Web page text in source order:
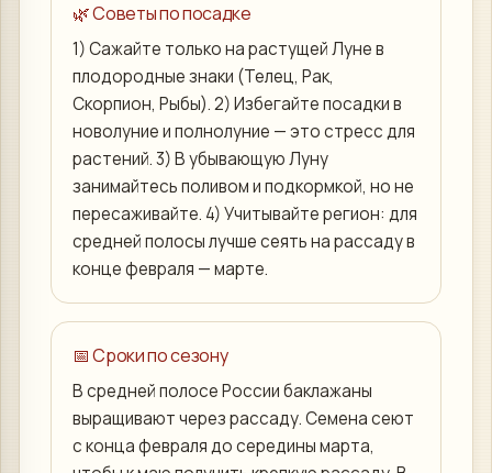
🌿 Советы по посадке
1) Сажайте только на растущей Луне в
плодородные знаки (Телец, Рак,
Скорпион, Рыбы). 2) Избегайте посадки в
новолуние и полнолуние — это стресс для
растений. 3) В убывающую Луну
занимайтесь поливом и подкормкой, но не
пересаживайте. 4) Учитывайте регион: для
средней полосы лучше сеять на рассаду в
конце февраля — марте.
📅 Сроки по сезону
В средней полосе России баклажаны
выращивают через рассаду. Семена сеют
с конца февраля до середины марта,